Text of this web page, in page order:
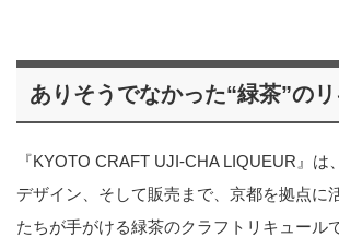
ありそうでなかった“緑茶”の
『KYOTO CRAFT UJI-CHA LIQUEUR』は
デザイン、そして販売まで、京都を拠点に
たちが手がける緑茶のクラフトリキュール